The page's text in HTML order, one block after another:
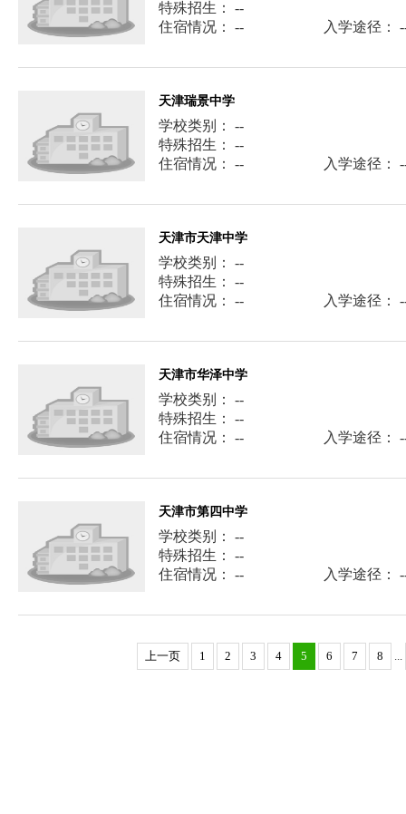
特殊招生： --
住宿情况： --
入学途径：
天津瑞景中学
学校类别： --
特殊招生： --
住宿情况： --
入学途径：
天津市天津中学
学校类别： --
特殊招生： --
住宿情况： --
入学途径：
天津市华泽中学
学校类别： --
特殊招生： --
住宿情况： --
入学途径：
天津市第四中学
学校类别： --
特殊招生： --
住宿情况： --
入学途径：
上一页 1 2 3 4 5 6 7 8 ...